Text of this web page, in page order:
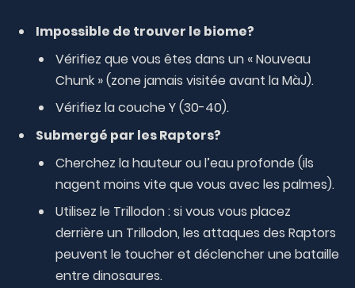
Impossible de trouver le biome?
Vérifiez que vous êtes dans un « Nouveau
Chunk » (zone jamais visitée avant la MàJ).
Vérifiez la couche Y (30-40).
Submergé par les Raptors?
Cherchez la hauteur ou l’eau profonde (ils
nagent moins vite que vous avec les palmes).
Utilisez le Trillodon : si vous vous placez
derrière un Trillodon, les attaques des Raptors
peuvent le toucher et déclencher une bataille
entre dinosaures.